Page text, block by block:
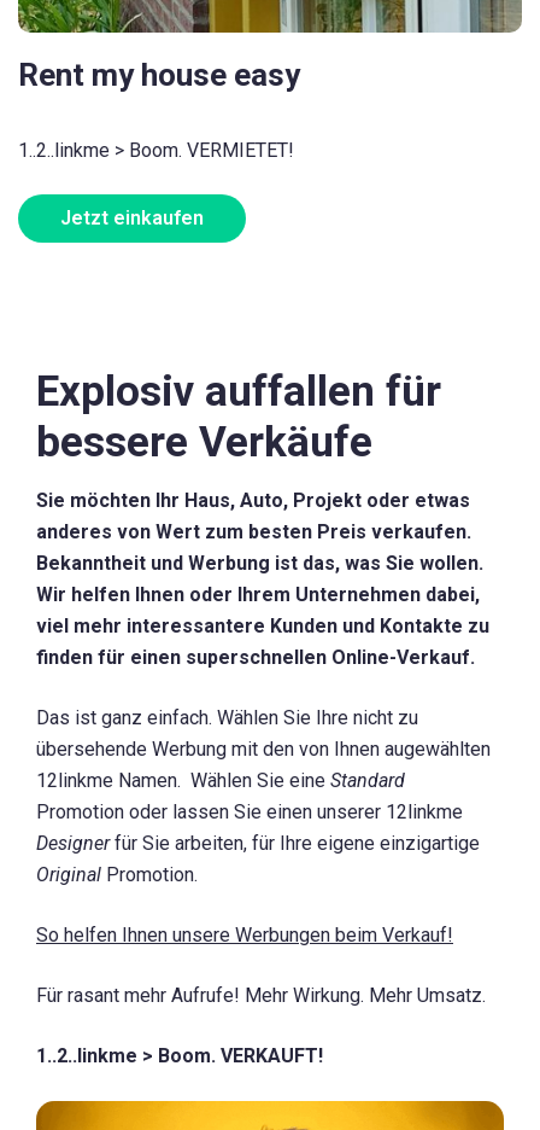
Rent my house easy
1..2..linkme > Boom. VERMIETET!
Jetzt einkaufen
Explosiv auffallen für
bessere Verkäufe
Sie möchten Ihr Haus, Auto, Projekt oder etwas
anderes von Wert zum besten Preis verkaufen.
Bekanntheit und Werbung ist das, was Sie wollen.
Wir helfen Ihnen oder Ihrem Unternehmen dabei,
viel mehr interessantere Kunden und Kontakte zu
finden für einen superschnellen Online-Verkauf.
Das ist ganz einfach. Wählen Sie Ihre nicht zu
übersehende Werbung mit den von Ihnen augewählten
12linkme Namen. Wählen Sie eine Standard
Promotion oder lassen Sie einen unserer 12linkme
Designerfür Sie arbeiten, für Ihre eigene einzigartige
Original Promotion.
So helfen Ihnen unsere Werbungen beim Verkauf!
Für rasant mehr Aufrufe! Mehr Wirkung. Mehr Umsatz.
1..2..linkme > Boom. VERKAUFT!